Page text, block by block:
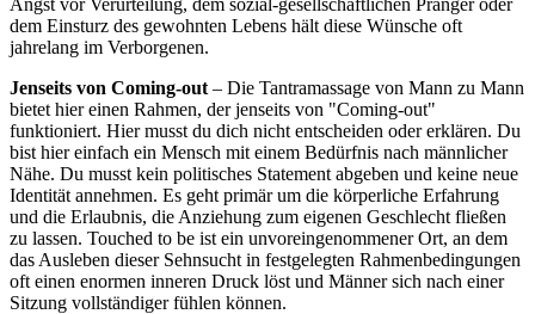
dem Einsturz des gewohnten Lebens hält diese Wünsche oft
jahrelang im Verborgenen.
Jenseits von Coming-out – Die Tantramassage von Mann zu Mann
bietet hier einen Rahmen, der jenseits von "Coming-out"
funktioniert. Hier musst du dich nicht entscheiden oder erklären. Du
bist hier einfach ein Mensch mit einem Bedürfnis nach männlicher
Nähe. Du musst kein politisches Statement abgeben und keine neue
Identität annehmen. Es geht primär um die körperliche Erfahrung
und die Erlaubnis, die Anziehung zum eigenen Geschlecht fließen
zu lassen. Touched to be ist ein unvoreingenommener Ort, an dem
das Ausleben dieser Sehnsucht in festgelegten Rahmenbedingungen
oft einen enormen inneren Druck löst und Männer sich nach einer
Sitzung vollständiger fühlen können.